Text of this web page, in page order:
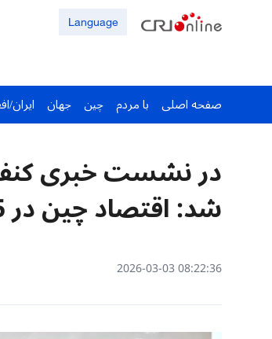
Language
صفحه اصلی با مردم چین جهان ایران/
در نشست خبری
شد: اقتصاد چین در 2025؛ پیشرفت، انعطاف و پویایی
08:22:36 2026-03-03